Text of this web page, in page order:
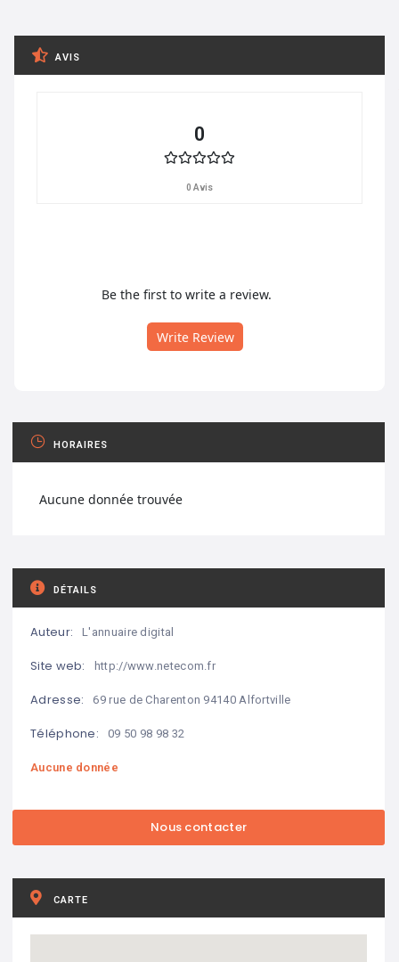
AVIS
0
0 Avis
Be the first to write a review.
Write Review
HORAIRES
Aucune donnée trouvée
DÉTAILS
Auteur: L'annuaire digital
Site web: http://www.netecom.fr
Adresse: 69 rue de Charenton 94140 Alfortville
Téléphone: 09 50 98 98 32
Aucune donnée
CARTE